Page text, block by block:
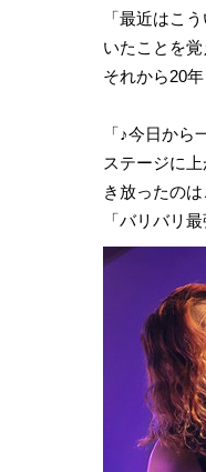
「最近はこ
いたことを
それから20
「♪今日か
ステージに
き放ったの
「バリバリ